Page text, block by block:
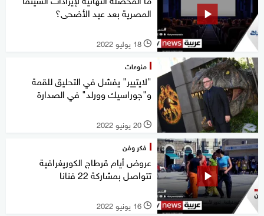
المصرية بعد عيد الأضحى؟
l 18 يوليو 2022
منوعات
"لايتيير" يفشل في التحليق للقمة
و"جوراسيك وورلد" في الصدارة
l 20 يونيو 2022
فكر وفن
عروض أيام قرطاج الكوريغرافية
تتواصل بمشاركة 22 فنانا
l 16 يونيو 2022